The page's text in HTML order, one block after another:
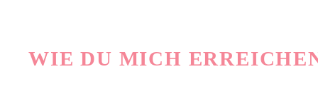
WIE DU MICH